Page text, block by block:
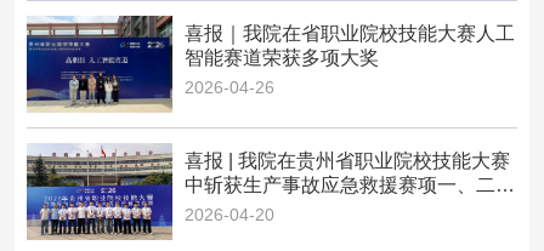
喜报｜我院在省职业院校技能大赛人工
智能赛道荣获多项大奖
2026-04-26
喜报 | 我院在贵州省职业院校技能大赛
中斩获生产事故应急救援赛项一、二等
奖
2026-04-20